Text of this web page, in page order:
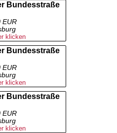
Bundesstraße
EUR
klicken
Bundesstraße
EUR
klicken
Bundesstraße
EUR
klicken